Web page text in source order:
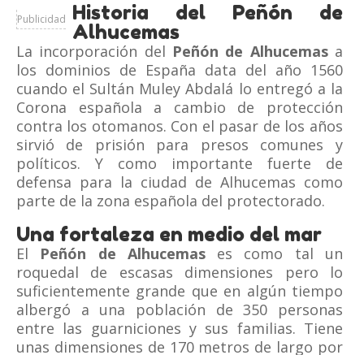
Publicidad Historia del Peñón de
Alhucemas
La incorporación del Peñón de Alhucemasa
los dominios de España data del año 1560
cuando el Sultán Muley Abdalá lo entregó a la
Corona española a cambio de protección
contra los otomanos. Con el pasar de los años
sirvió de prisión para presos comunes y
políticos. Y como importante fuerte de
defensa para la ciudad de Alhucemas como
parte de la zona española del protectorado.
Una fortaleza en medio del mar
El Peñón de Alhucemases como tal un
roquedal de escasas dimensiones pero lo
suficientemente grande que en algún tiempo
albergó a una población de 350 personas
entre las guarniciones y sus familias. Tiene
unas dimensiones de 170 metros de largo por